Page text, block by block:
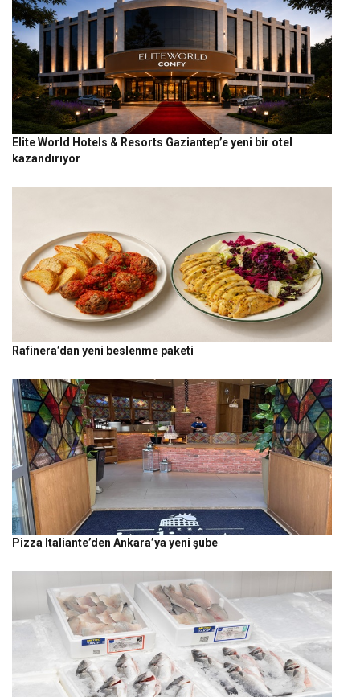
Elite World Hotels & Resorts Gaziantep’e yeni bir otel
kazandırıyor
Rafinera’dan yeni beslenme paketi
Pizza Italiante’den Ankara’ya yeni şube